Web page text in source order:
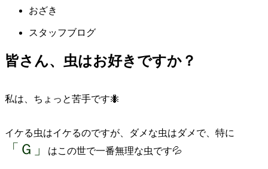
おざき
スタッフブログ
皆さん、虫はお好きですか？
私は、ちょっと苦手です🐜
イケる虫はイケるのですが、ダメな虫はダメで、特に
「Ｇ」 はこの世で一番無理な虫です💦